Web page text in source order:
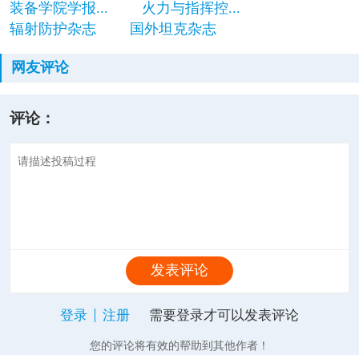
装备学院学报...
火力与指挥控...
辐射防护杂志
国外坦克杂志
网友评论
评论：
发表评论
登录 注册 需要登录才可以发表评论
您的评论将有效的帮助到其他作者！